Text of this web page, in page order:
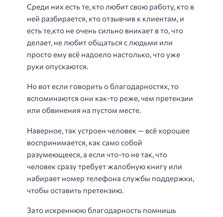
Среди них есть те, кто любит свою работу, кто в
ней разбирается, кто отзывчив к клиентам, и
есть те,кто не очень сильно вникает в то, что
делает, не любит общаться с людьми или
просто ему всё надоело настолько, что уже
руки опускаются.
Но вот если говорить о благодарностях, то
вспоминаются они как-то реже, чем претензии
или обвинения на пустом месте.
Наверное, так устроен человек — всё хорошее
воспринимается, как само собой
разумеющееся, а если что-то не так, что
человек сразу требует жалобную книгу или
набирает номер телефона службы поддержки,
чтобы оставить претензию.
Зато искреннюю благодарность помнишь